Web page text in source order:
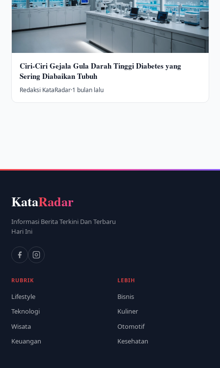
Ciri-Ciri Gejala Gula Darah Tinggi Diabetes yang
Sering Diabaikan Tubuh
Redaksi KataRadar·1 bulan lalu
KataRadar
Informasi Berita Terkini Dan Terbaru
Hari Ini
RUBRIK
Lifestyle
Teknologi
Wisata
Keuangan
LEBIH
Bisnis
Kuliner
Otomotif
Kesehatan